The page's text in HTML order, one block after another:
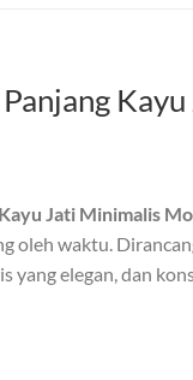
Jati Minimalis
oleh waktu.
yang elegan, dan